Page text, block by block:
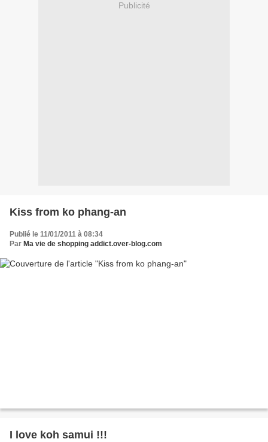
Publicité
Kiss from ko phang-an
Publié le 11/01/2011 à 08:34
Par Ma vie de shopping addict.over-blog.com
I love koh samui !!!